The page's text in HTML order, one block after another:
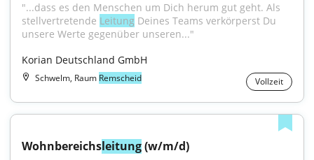
"...dass es den Menschen um Dich herum gut geht. Als
stellvertretende Leitung Deines Teams verkörperst Du
unsere Werte gegenüber unseren..."
Korian Deutschland GmbH
Schwelm, Raum Remscheid Vollzeit
Wohnbereichsleitung (w/m/d)